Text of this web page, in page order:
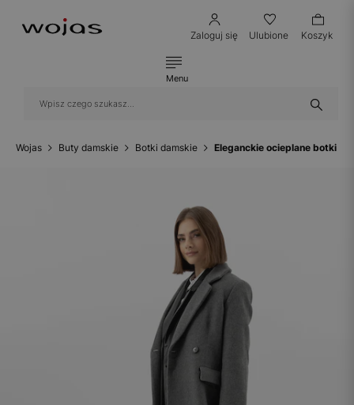
Zaloguj się Ulubione Koszyk
Menu
Wojas Buty damskie Botki damskie Eleganckie ocieplane botki na